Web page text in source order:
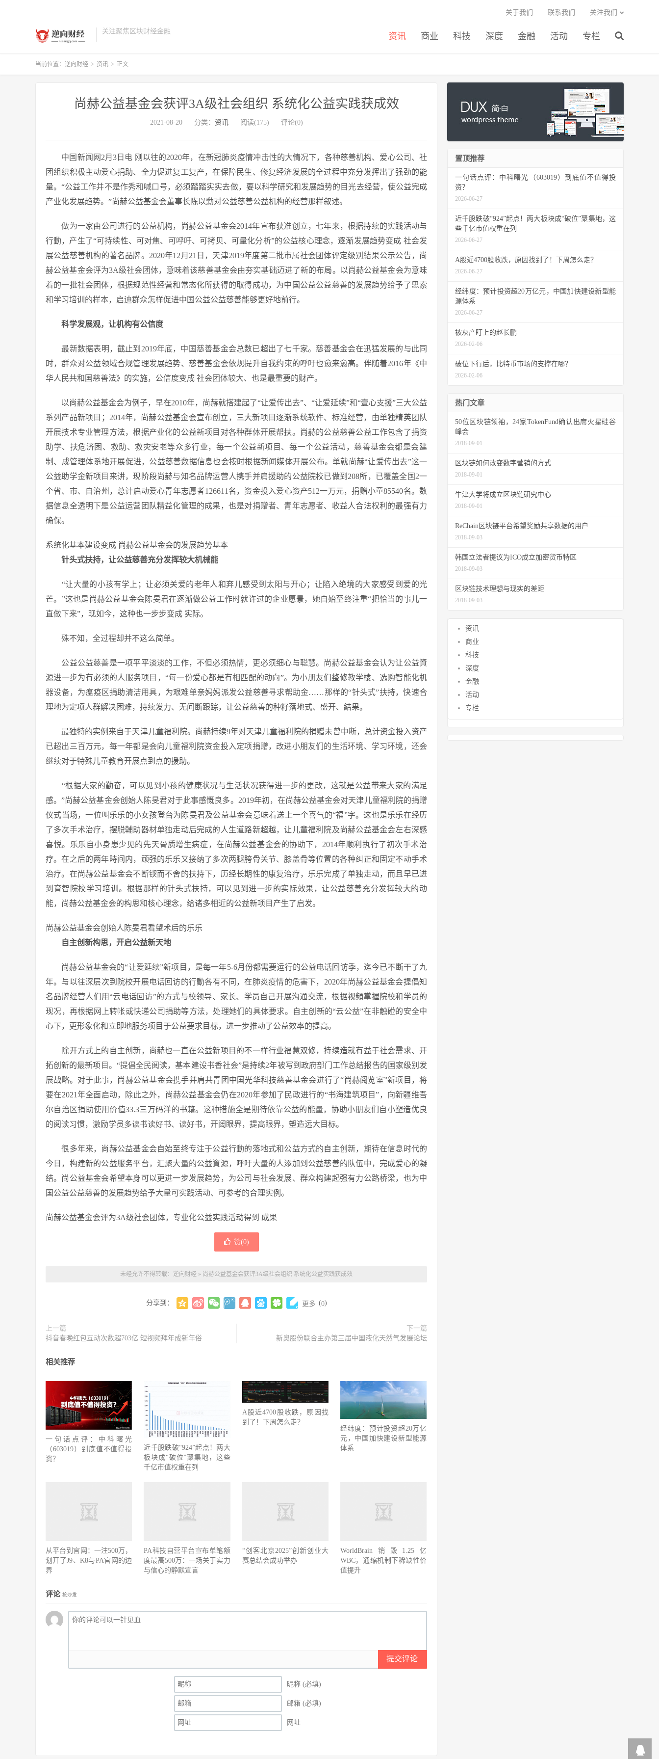
关注聚焦区块财经金融
资讯 商业 科技 深度 金融 活动 专栏
关于我们 联系我们 关注我们
当前位置： 逆向财经 > 资讯 > 正文
尚赫公益基金会获评3A级社会组织 系统化公益实践获成效
2021-08-20 分类： 资讯 阅读(175) 评论(0)
中国新闻网2月3日电 刚以往的2020年，在新冠肺炎疫情冲击性的大情况下，各种慈善机构、爱心公司、社
团组织积极主动爱心捐助、全力促进复工复产，在保障民生、修复经济发展的全过程中充分发挥出了强劲的能
量。“公益工作并不是作秀和喊口号，必须踏踏实实去做，要以科学研究和发展趋势的目光去经营，使公益完成
产业化发展趋势。”尚赫公益基金会董事长陈以勳对公益慈善公益机构的经营那样叙述。
做为一家由公司进行的公益机构，尚赫公益基金会2014年宣布获准创立，七年来，根据持续的实践活动与
行動，产生了“可持续性、可对焦、可呼吁、可拷贝、可量化分析”的公益核心理念，逐渐发展趋势变成 社会发
展公益慈善机构的著名品牌。2020年12月21日，天津2019年度第二批市属社会团体评定级别結果公示公告，尚
赫公益基金会评为3A级社会团体，意味着该慈善基金会由夯实基础迈进了新的布局。以尚赫公益基金会为意味
着的一批社会团体，根据规范性经营和常态化所获得的取得成功，为中国公益公益慈善的发展趋势给予了思索
和学习培训的样本，启迪群众怎样促进中国公益公益慈善能够更好地前行。
科学发展观，让机构有公信度
最新数据表明，截止到2019年底，中国慈善基金会总数已超出了七千家。慈善基金会在迅猛发展的与此同
时，群众对公益领域合规管理发展趋势、慈善基金会依规提升自我约束的呼吁也愈来愈高。伴随着2016年《中
华人民共和国慈善法》的实施，公信度变成 社会团体较大、也是最重要的财产。
以尚赫公益基金会为例子，早在2010年，尚赫就搭建起了“让爱传出去”、“让爱延续”和“壹心支援”三大公益
系列产品新项目；2014年，尚赫公益基金会宣布创立，三大新项目逐渐系统软件、标准经营，由单独精英团队
开展技术专业管理方法，根据产业化的公益新项目对各种群体开展帮扶。尚赫的公益慈善公益工作包含了捐资
助学、扶危济困、救助、救灾安老等众多行业，每一个公益新项目、每一个公益活动，慈善基金会都是会建
制、成管理体系地开展促进，公益慈善数据信息也会按时根据新闻媒体开展公布。单就尚赫“让爱传出去”这一
公益助学金新项目来讲，现阶段尚赫与知名品牌运营人携手并肩援助的公益院校已做到208所，已覆盖全国2一
个省、市、自治州，总计启动爱心青年志愿者126611名，资金投入爱心资产512一万元，捐赠小童85540名。数
据信息全透明下是公益运营团队精益化管理的成果，也是对捐赠者、青年志愿者、收益人合法权利的最强有力
确保。
系统化基本建设变成 尚赫公益基金会的发展趋势基本
针头式扶持，让公益慈善充分发挥较大机械能
“让大量的小孩有学上；让必须关爱的老年人和弃儿感受到太阳与开心；让陷入绝境的大家感受到爱的光
芒。”这也是尚赫公益基金会陈旻君在逐渐做公益工作时就许过的企业愿景，她自始至终注重“把恰当的事儿一
直做下来”，现如今，这种也一步步变成 实际。
殊不知，全过程却并不这么简单。
公益公益慈善是一项平平淡淡的工作，不但必须热情，更必须细心与聪慧。尚赫公益基金会认为让公益資
源进一步为有必须的人服务项目，“每一份爱心都是有相匹配的动向”。为小朋友们整修教学楼、选购智能化机
器设备，为瘟疫区捐助清洁用具，为艰难单亲妈妈派发公益慈善寻求帮助金……那样的“针头式”扶持，快速合
理地为定项人群解决困难，持续发力、无间断跟踪，让公益慈善的种籽落地式、盛开、結果。
最独特的实例来自于天津儿童福利院。尚赫持续9年对天津儿童福利院的捐赠未曾中断，总计资金投入资产
已超出三百万元，每一年都是会向儿童福利院资金投入定项捐赠，改进小朋友们的生活环境、学习环境，还会
继续对于特殊儿童教育开展点到点的援助。
“根据大家的勤奋，可以见到小孩的健康状况与生活状况获得进一步的更改，这就是公益带来大家的满足
感。”尚赫公益基金会创始人陈旻君对于此事感慨良多。2019年初，在尚赫公益基金会对天津儿童福利院的捐赠
仪式当场，一位叫乐乐的小女孩登台为陈旻君及公益基金会意味着送上一个喜气的“福”字。这也是乐乐在经历
了多次手术治疗，摆脱輔助器材单独走动后完成的人生道路新超越，让儿童福利院及尚赫公益基金会左右深感
喜悦。乐乐自小身患少见的先天骨质增生病症，在尚赫公益基金会的协助下，2014年顺利执行了初次手术治
疗。在之后的两年時间内，顽强的乐乐又接纳了多次两腿胯骨关节、膝盖骨等位置的各种纠正和固定不动手术
治疗。在尚赫公益基金会不断锲而不舍的扶持下，历经长期性的康复治疗，乐乐完成了单独走动，而且早已进
到育智院校学习培训。根据那样的针头式扶持，可以见到进一步的实际效果，让公益慈善充分发挥较大的动
能，尚赫公益基金会的构思和核心理念，给诸多相近的公益新项目产生了启发。
尚赫公益基金会创始人陈旻君看望术后的乐乐
自主创新构思，开启公益新天地
尚赫公益基金会的“让爱延续”新项目，是每一年5-6月份都需要运行的公益电话回访季，迄今已不断干了九
年。与以往深层次到院校开展电话回访的行動各有不同，在肺炎疫情的危害下，2020年尚赫公益基金会提倡知
名品牌经营人们用“云电话回访”的方式与校领导、家长、学员自己开展沟通交流，根据视頻掌握院校和学员的
现况，再根据网上转帐或快递公司捐助等方法，处理她们的具体要求。自主创新的“云公益”在非触碰的安全中
心下，更形象化和立即地服务项目于公益要求目标，进一步推动了公益效率的提高。
除开方式上的自主创新，尚赫也一直在公益新项目的不一样行业福慧双修，持续造就有益于社会需求、开
拓创新的最新项目。“提倡全民阅读，基本建设书香社会”是持续2年被写到政府部门工作总结报告的国家级别发
展战略。对于此事，尚赫公益基金会携手并肩共青团中国光华科技慈善基金会进行了“尚赫阅览室”新项目，将
要在2021年全面启动，除此之外，尚赫公益基金会仍在2020年参加了民政进行的“书海建筑项目”，向新疆维吾
尔自治区捐助使用价值33.3三万码洋的书籍。这种措施全是期待依靠公益的能量，协助小朋友们自小塑造优良
的阅读习惯，激励学员多读书读好书、读好书，开阔眼界，提高眼界，塑造远大目标。
很多年来，尚赫公益基金会自始至终专注于公益行動的落地式和公益方式的自主创新，期待在信息时代的
今日，构建新的公益服务平台，汇聚大量的公益資源，呼吁大量的人添加到公益慈善的队伍中，完成爱心的凝
结。尚公益基金会希望本身可以更进一步发展趋势，为公司与社会发展、群众构建起强有力公路桥梁，也为中
国公益公益慈善的发展趋势给予大量可实践活动、可参考的合理实例。
尚赫公益基金会评为3A级社会团体，专业化公益实践活动得到 成果
赞(0)
未经允许不得转载： 逆向财经 » 尚赫公益基金会获评3A级社会组织 系统化公益实践获成效
分享到： 更多 (0)
上一篇
抖音春晚红包互动次数超703亿 短视频拜年成新年俗
下一篇
新奥股份联合主办第三届中国液化天然气发展论坛
相关推荐
一句话点评：中科曙光
（603019）到底值不值得投
资？
近千股跌破“924”起点！两大
板块成“破位”聚集地，这些
千亿市值权重在列
A股近4700股收跌，原因找
到了！下周怎么走？
经纬度：预计投资超20万亿
元，中国加快建设新型能源
体系
从平台到官网：一注500万，
划开了J9、K8与PA官网的边
界
PA科技自营平台宣布单笔额
度最高500万：一场关于实力
与信心的静默宣言
“创客北京2025”创新创业大
赛总结会成功举办
WorldBrain销毁1.25亿
WBC，通缩机制下稀缺性价
值提升
评论 抢沙发
提交评论
昵称 (必填)
邮箱 (必填)
网址
置顶推荐
一句话点评：中科曙光（603019）到底值不值得投
资？
2026-06-27
近千股跌破“924”起点！两大板块成“破位”聚集地，这
些千亿市值权重在列
2026-06-27
A股近4700股收跌，原因找到了！下周怎么走？
2026-06-27
经纬度：预计投资超20万亿元，中国加快建设新型能
源体系
2026-06-27
被灰产盯上的赵长鹏
2026-02-06
破位下行后，比特币市场的支撑在哪？
2026-02-06
热门文章
50位区块链领袖，24家TokenFund确认出席火星硅谷
峰会
2018-09-01
区块链如何改变数字营销的方式
2018-09-01
牛津大学将成立区块链研究中心
2018-09-01
ReChain区块链平台希望奖励共享数据的用户
2018-09-03
韩国立法者提议为ICO成立加密货币特区
2018-09-03
区块链技术理想与现实的差距
2018-09-03
资讯
商业
科技
深度
金融
活动
专栏